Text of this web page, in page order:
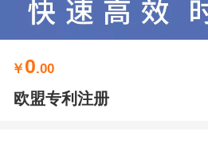
￥ 0.00
欧盟专利注册